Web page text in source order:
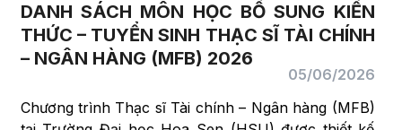
DANH SÁCH MÔN HỌC BỔ SUNG KIẾN
THỨC – TUYỂN SINH THẠC SĨ TÀI CHÍNH
– NGÂN HÀNG (MFB) 2026
05/06/2026
Chương trình Thạc sĩ Tài chính – Ngân hàng (MFB)